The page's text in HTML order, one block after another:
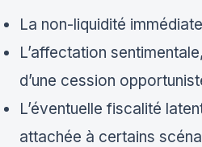
La non-liquidité
L’affectation
d’une cession
L’éventuelle fiscalité
attachée à certains